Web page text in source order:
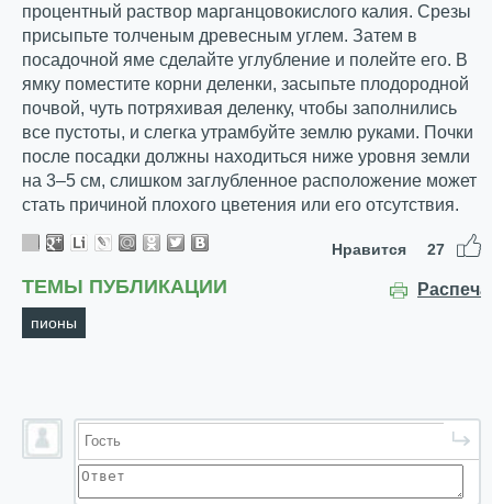
процентный раствор марганцовокислого калия. Срезы
присыпьте толченым древесным углем. Затем в
посадочной яме сделайте углубление и полейте его. В
ямку поместите корни деленки, засыпьте плодородной
почвой, чуть потряхивая деленку, чтобы заполнились
все пустоты, и слегка утрамбуйте землю руками. Почки
после посадки должны находиться ниже уровня земли
на 3–5 см, слишком заглубленное расположение может
стать причиной плохого цветения или его отсутствия.
Нравится 27
ТЕМЫ ПУБЛИКАЦИИ
пионы